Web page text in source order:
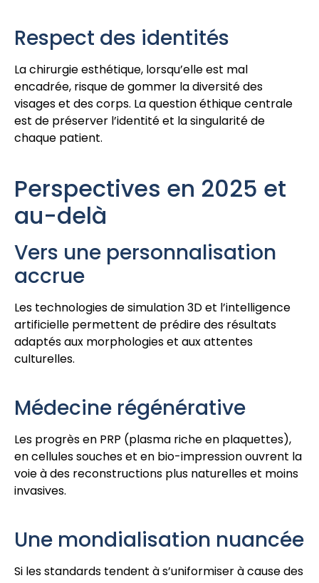
Respect des identités
La chirurgie esthétique, lorsqu’elle est mal
encadrée, risque de gommer la diversité des
visages et des corps. La question éthique centrale
est de préserver l’identité et la singularité de
chaque patient.
Perspectives en 2025 et
au-delà
Vers une personnalisation
accrue
Les technologies de simulation 3D et l’intelligence
artificielle permettent de prédire des résultats
adaptés aux morphologies et aux attentes
culturelles.
Médecine régénérative
Les progrès en PRP (plasma riche en plaquettes),
en cellules souches et en bio-impression ouvrent la
voie à des reconstructions plus naturelles et moins
invasives.
Une mondialisation nuancée
Si les standards tendent à s’uniformiser à cause des